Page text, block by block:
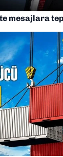
mesajlara